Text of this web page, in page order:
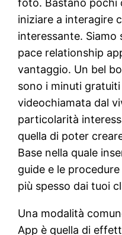
foto. Bastano pochi
iniziare a interagire
interessante. Siamo
pace relationship
vantaggio. Un bel
sono i minuti
videochiamata dal
particolarità
quella di poter
Base nella quale
guide e le
più spesso dai tuoi
Una modalità
App è quella di